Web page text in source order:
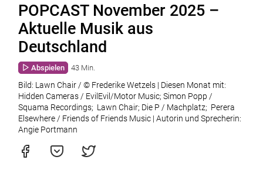
POPCAST November 2025 –
Aktuelle Musik aus
Deutschland
Abspielen 43 Min.
Bild: Lawn Chair / © Frederike Wetzels | Diesen Monat mit:
Hidden Cameras / EvilEvil/Motor Music; Simon Popp /
Squama Recordings; Lawn Chair; Die P / Machplatz; Perera
Elsewhere / Friends of Friends Music | Autorin und Sprecherin:
Angie Portmann